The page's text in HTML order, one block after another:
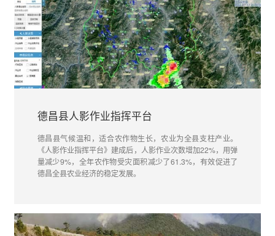
德昌县人影作业指挥平台
德昌县气候温和，适合农作物生长，农业为全县支柱产业。
《人影作业指挥平台》建成后，人影作业次数增加22%，用弹
量减少9%，全年农作物受灾面积减少了61.3%，有效促进了
德昌全县农业经济的稳定发展。